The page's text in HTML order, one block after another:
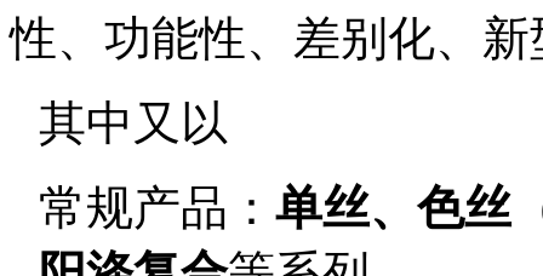
性、功能性、差别化、
其中又以
常规产品： 单丝、色丝